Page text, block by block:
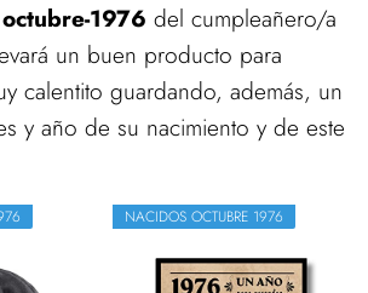
1976 del cumpleañero/a
un buen producto para
calentito guardando, además, un
y año de su nacimiento y de este
NACIDOS OCTUBRE 1976